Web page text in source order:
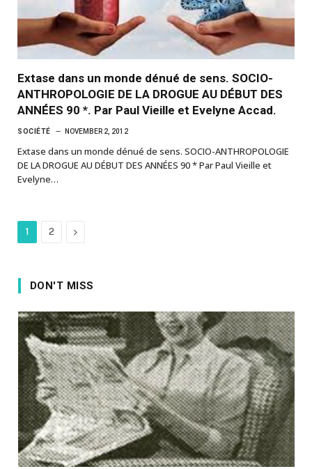
Extase dans un monde dénué de sens. SOCIO-
ANTHROPOLOGIE DE LA DROGUE AU DÉBUT DES
ANNÉES 90 *. Par Paul Vieille et Evelyne Accad.
SOCIÉTÉ NOVEMBER 2, 2012
Extase dans un monde dénué de sens. SOCIO-ANTHROPOLOGIE
DE LA DROGUE AU DÉBUT DES ANNÉES 90 * Par Paul Vieille et
Evelyne…
1 2 Next
DON'T MISS